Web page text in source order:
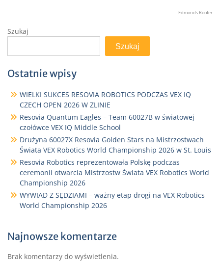
Edmonds Roofer
Szukaj
Szukaj
Ostatnie wpisy
WIELKI SUKCES RESOVIA ROBOTICS PODCZAS VEX IQ
CZECH OPEN 2026 W ZLINIE
Resovia Quantum Eagles – Team 60027B w światowej
czołówce VEX IQ Middle School
Drużyna 60027X Resovia Golden Stars na Mistrzostwach
Świata VEX Robotics World Championship 2026 w St. Louis
Resovia Robotics reprezentowała Polskę podczas
ceremonii otwarcia Mistrzostw Świata VEX Robotics World
Championship 2026
WYWIAD Z SĘDZIAMI – ważny etap drogi na VEX Robotics
World Championship 2026
Najnowsze komentarze
Brak komentarzy do wyświetlenia.